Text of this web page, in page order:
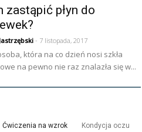
zastąpić płyn do
- 7 listopada, 2017
która na co dzień nosi szkła
na pewno nie raz znalazła się w...
Ćwiczenia na wzrok Kondycja oczu